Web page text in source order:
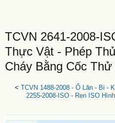
TCVN 2641-2008-
Thực Vật - Phép
Cháy Bằng Cốc Thử
< TCVN 1488-2008 - Ổ Lăn - Bi -
2255-2008-ISO - Ren ISO